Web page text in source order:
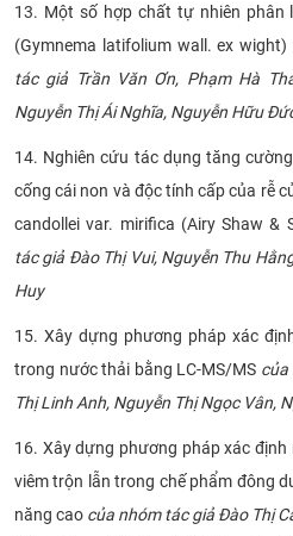
13. Một số hợp chất tự nhiên
(Gymnema latifolium wall. ex
tác giả Trần Văn Ơn, Phạm Hà
Nguyễn Thị Ái Nghĩa, Nguyễn Hữu
14. Nghiên cứu tác dụng tăng
cống cái non và độc tính cấp của rễ
candollei var. mirifica (Airy Shaw &
tác giả Đào Thị Vui, Nguyễn Thu
Huy
15. Xây dựng phương pháp xác
trong nước thải bằng LC-MS/MS của
Thị Linh Anh, Nguyễn Thị Ngọc Vân,
16. Xây dựng phương pháp xác
viêm trộn lẫn trong chế phẩm đông
năng cao của nhóm tác giả Đào Thị